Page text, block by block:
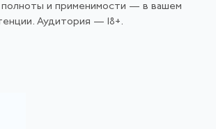
полноты и применимости — в вашем
Аудитория — 18+.